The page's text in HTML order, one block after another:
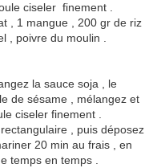
ciseler finement .
, 1 mangue , 200 gr de riz
, poivre du moulin .
la sauce soja , le
de sésame , mélangez et
ciseler finement .
, puis déposez
20 min au frais , en
temps en temps .